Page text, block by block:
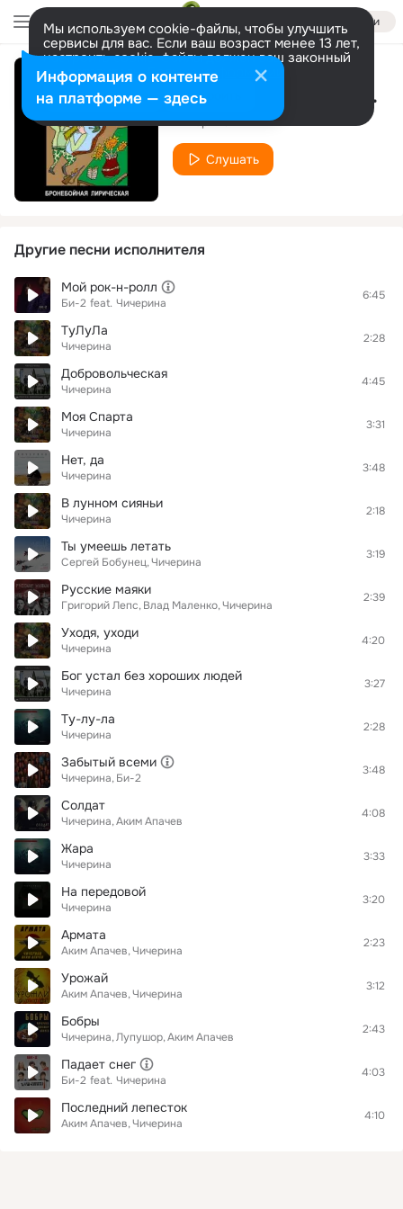
Войти
Мы используем cookie-файлы, чтобы улучшить
сервисы для вас. Если ваш возраст менее 13 лет,
настроить cookie-файлы должен ваш законный
представитель. Больше информации
Разрешить все Настроить БРОНЕБОЙНАЯ ЛИРИЧЕСКАЯ
Чичерина
Слушать
Другие песни исполнителя
Мой рок-н-ролл
Би-2 feat. Чичерина
6:45
ТуЛуЛа
Чичерина
2:28
Добровольческая
Чичерина
4:45
Моя Спарта
Чичерина
3:31
Нет, да
Чичерина
3:48
В лунном сияньи
Чичерина
2:18
Ты умеешь летать
Сергей Бобунец Чичерина
3:19
Русские маяки
Григорий Лепс Влад Маленко Чичерина
2:39
Уходя, уходи
Чичерина
4:20
Бог устал без хороших людей
Чичерина
3:27
Ту-лу-ла
Чичерина
2:28
Забытый всеми
Чичерина Би-2
3:48
Солдат
Чичерина Аким Апачев
4:08
Жара
Чичерина
3:33
На передовой
Чичерина
3:20
Армата
Аким Апачев Чичерина
2:23
Урожай
Аким Апачев Чичерина
3:12
Бобры
Чичерина Лупушор Аким Апачев
2:43
Падает снег
Би-2 feat. Чичерина
4:03
Последний лепесток
Аким Апачев Чичерина
4:10
Информация о контенте
на платформе — здесь